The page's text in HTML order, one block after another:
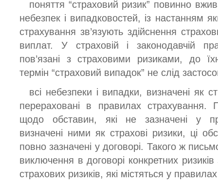
поняття “страховий ризик” повинно
небезпек і випадковостей, із настанням
страхування зв’язують здійснення
виплат. У страховій і законодавчій
пов’язані з страховими ризиками, до
термін “страховий випадок” не слід
всі небезпеки і випадки, визначені як
перераховані в правилах страхування.
щодо обставин, які не зазначені у
визначені ними як страхові ризики, ці
повно зазначені у договорі. Такого ж
виключення в договорі конкретних ризиків
страхових ризиків, які містяться у